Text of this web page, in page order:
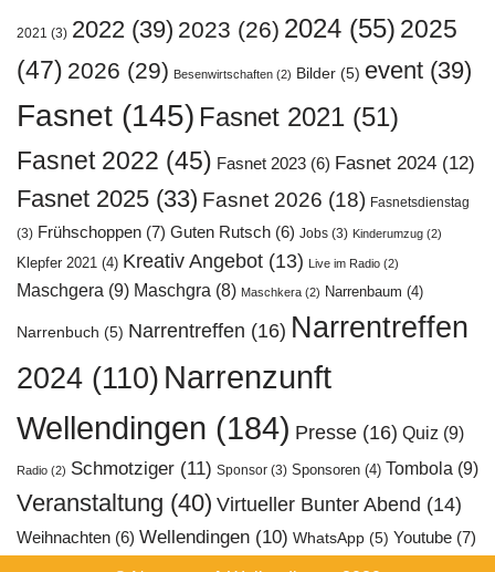
2021 (3) 2022 (39) 2023 (26) 2024 (55) 2025
(47) 2026 (29) Besenwirtschaften (2) Bilder (5) event (39)
Fasnet (145) Fasnet 2021 (51)
Fasnet 2022 (45) Fasnet 2023 (6) Fasnet 2024 (12)
Fasnet 2025 (33) Fasnet 2026 (18) Fasnetsdienstag
(3) Frühschoppen (7) Guten Rutsch (6) Jobs (3) Kinderumzug (2)
Klepfer 2021 (4) Kreativ Angebot (13) Live im Radio (2)
Maschgera (9) Maschgra (8) Maschkera (2) Narrenbaum (4)
Narrenbuch (5) Narrentreffen (16) Narrentreffen
2024 (110) Narrenzunft
Wellendingen (184) Presse (16) Quiz (9)
Radio (2) Schmotziger (11) Sponsor (3) Sponsoren (4) Tombola (9)
Veranstaltung (40) Virtueller Bunter Abend (14)
Weihnachten (6) Wellendingen (10) WhatsApp (5) Youtube (7)